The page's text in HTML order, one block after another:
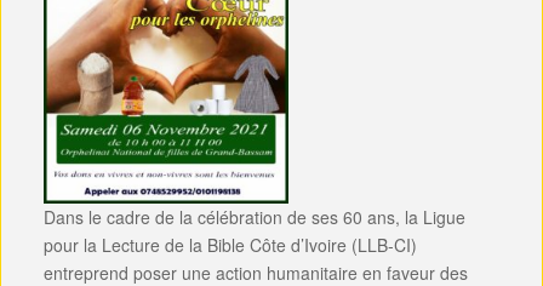
Dans le cadre de la célébration de ses 60 ans, la Ligue
pour la Lecture de la Bible Côte d’Ivoire (LLB-CI)
entreprend poser une action humanitaire en faveur des